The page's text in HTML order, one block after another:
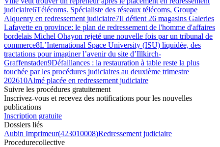
judiciaire6Télécoms. Spécialiste des réseaux télécoms, Groupe
Alquenry en redressement judiciaire7Il détient 26 magasins Galeries
Lafayette en province: le plan de redressement de l'homme d'affaires
bordelais Michel Ohayon rejeté une nouvelle fois par un tribunal de
commerce8L’International Space University (ISU) liquidée, des
tractations pour imaginer l’avenir du site d’Illkirch-
Graffenstaden9Défaillances : la restauration à table reste la plus
touchée par les procédures judiciaires au deuxième trimestre
202610Almé placée en redressement judiciaire
Suivre les procédures gratuitement
Inscrivez-vous et recevez des notifications pour les nouvelles
publications
Inscription gratuite
Dossiers liés
Aubin Imprimeur(423010008)Redressement judiciaire
Procedurecollective